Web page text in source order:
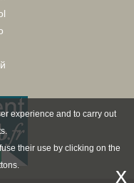
experience and to carry out
their use by clicking on the
x